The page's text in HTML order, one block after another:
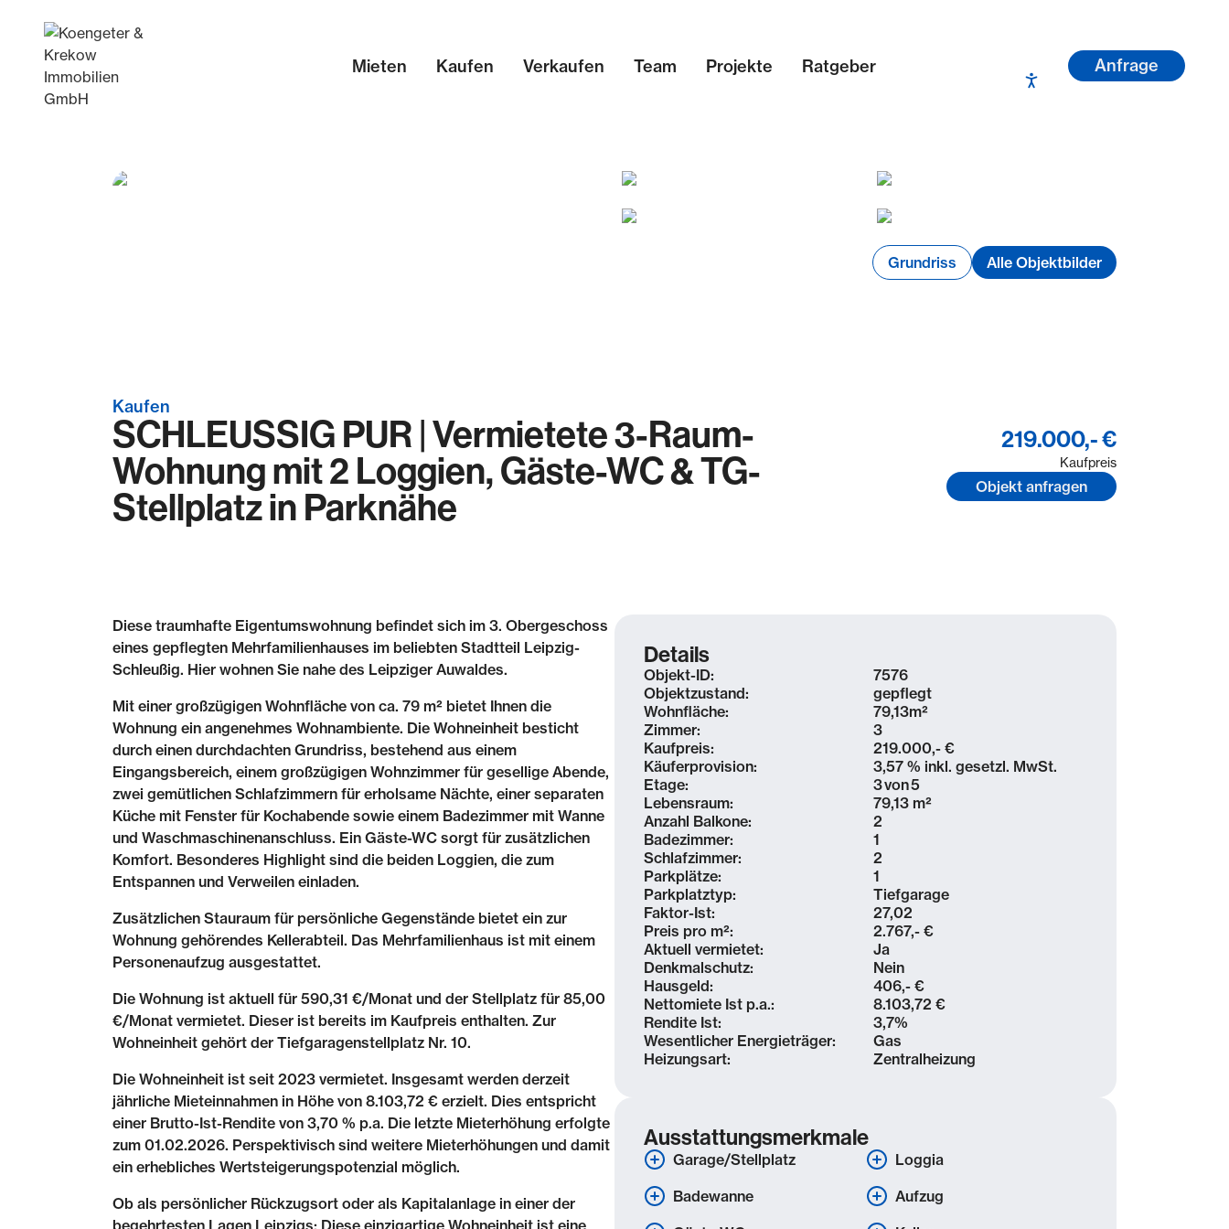
Mieten Kaufen Verkaufen Team Projekte Ratgeber Anfrage
Grundriss Alle Objektbilder
Kaufen
SCHLEUSSIG PUR | Vermietete 3-Raum-
Wohnung mit 2 Loggien, Gäste-WC & TG-
Stellplatz in Parknähe
219.000,- €
Kaufpreis
Objekt anfragen
Diese traumhafte Eigentumswohnung befindet sich im 3. Obergeschoss
eines gepflegten Mehrfamilienhauses im beliebten Stadtteil Leipzig-
Schleußig. Hier wohnen Sie nahe des Leipziger Auwaldes.
Mit einer großzügigen Wohnfläche von ca. 79 m² bietet Ihnen die
Wohnung ein angenehmes Wohnambiente. Die Wohneinheit besticht
durch einen durchdachten Grundriss, bestehend aus einem
Eingangsbereich, einem großzügigen Wohnzimmer für gesellige Abende,
zwei gemütlichen Schlafzimmern für erholsame Nächte, einer separaten
Küche mit Fenster für Kochabende sowie einem Badezimmer mit Wanne
und Waschmaschinenanschluss. Ein Gäste-WC sorgt für zusätzlichen
Komfort. Besonderes Highlight sind die beiden Loggien, die zum
Entspannen und Verweilen einladen.
Zusätzlichen Stauraum für persönliche Gegenstände bietet ein zur
Wohnung gehörendes Kellerabteil. Das Mehrfamilienhaus ist mit einem
Personenaufzug ausgestattet.
Die Wohnung ist aktuell für 590,31 €/Monat und der Stellplatz für 85,00
€/Monat vermietet. Dieser ist bereits im Kaufpreis enthalten. Zur
Wohneinheit gehört der Tiefgaragenstellplatz Nr. 10.
Die Wohneinheit ist seit 2023 vermietet. Insgesamt werden derzeit
jährliche Mieteinnahmen in Höhe von 8.103,72 € erzielt. Dies entspricht
einer Brutto-Ist-Rendite von 3,70 % p.a. Die letzte Mieterhöhung erfolgte
zum 01.02.2026. Perspektivisch sind weitere Mieterhöhungen und damit
ein erhebliches Wertsteigerungspotenzial möglich.
Ob als persönlicher Rückzugsort oder als Kapitalanlage in einer der
Details
Objekt-ID:
7576
Objektzustand:
gepflegt
Wohnfläche:
79,13m²
Zimmer:
3
Kaufpreis:
219.000,- €
Käuferprovision:
3,57 % inkl. gesetzl. MwSt.
Etage:
3von5
Lebensraum:
79,13 m²
Anzahl Balkone:
2
Badezimmer:
1
Schlafzimmer:
2
Parkplätze:
1
Parkplatztyp:
Tiefgarage
Faktor-Ist:
27,02
Preis pro m²:
2.767,- €
Aktuell vermietet:
Ja
Denkmalschutz:
Nein
Hausgeld:
406,- €
Nettomiete Ist p.a.:
8.103,72 €
Rendite Ist:
3,7%
Wesentlicher Energieträger:
Gas
Heizungsart:
Zentralheizung
Ausstattungsmerkmale
Garage/Stellplatz
Loggia
Badewanne
Aufzug